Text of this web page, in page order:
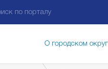
О городском